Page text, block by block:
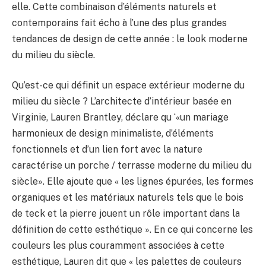
elle. Cette combinaison d’éléments naturels et
contemporains fait écho à l’une des plus grandes
tendances de design de cette année : le look moderne
du milieu du siècle.
Qu’est-ce qui définit un espace extérieur moderne du
milieu du siècle ? L’architecte d’intérieur basée en
Virginie, Lauren Brantley, déclare qu ‘«un mariage
harmonieux de design minimaliste, d’éléments
fonctionnels et d’un lien fort avec la nature
caractérise un porche / terrasse moderne du milieu du
siècle». Elle ajoute que « les lignes épurées, les formes
organiques et les matériaux naturels tels que le bois
de teck et la pierre jouent un rôle important dans la
définition de cette esthétique ». En ce qui concerne les
couleurs les plus couramment associées à cette
esthétique, Lauren dit que « les palettes de couleurs